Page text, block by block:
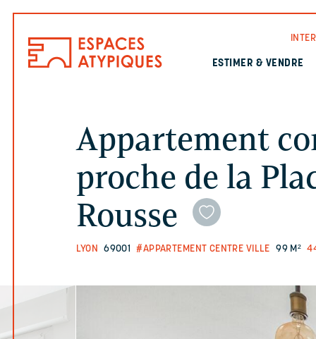
ESTIMER & VENDRE
Appartement
proche de la
Rousse
LYON 69001 #APPARTEMENT CENTRE VILLE 99 M²